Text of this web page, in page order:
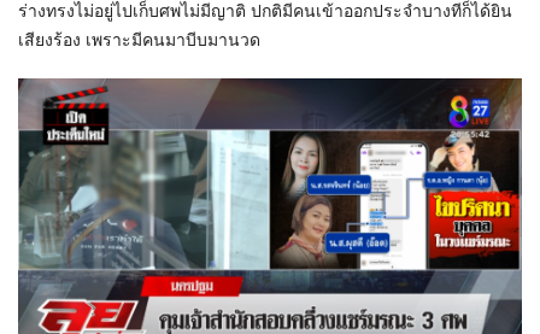
ร่างทรงไม่อยู่ไปเก็บศพไม่มีญาติ ปกติมีคนเข้าออกประจำบางทีก็ได้ยิน
เสียงร้อง เพราะมีคนมาบีบมานวด